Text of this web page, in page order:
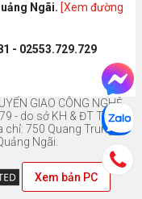
Ngãi. [Xem đường
- 02553.729.729
GIAO CÔNG NGHỆ
- do sở KH & ĐT Tỉnh
750 Quang Trung,
Ngãi.
Xem bản PC